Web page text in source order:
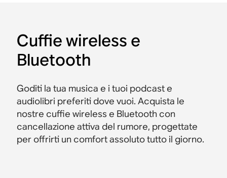
Cuffie wireless e
Bluetooth
Goditi la tua musica e i tuoi podcast e
audiolibri preferiti dove vuoi. Acquista le
nostre cuffie wireless e Bluetooth con
cancellazione attiva del rumore, progettate
per offrirti un comfort assoluto tutto il giorno.